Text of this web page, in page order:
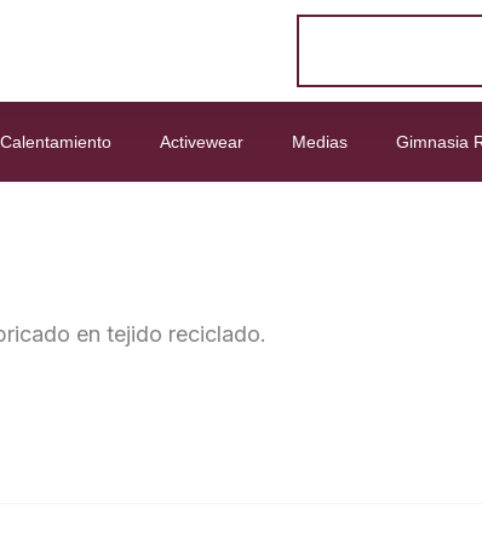
Calentamiento Activewear Medias Gimnasia
en tejido reciclado.